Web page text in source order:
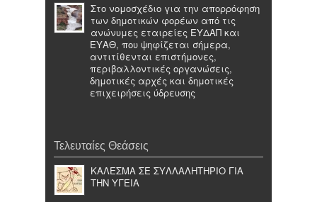
Στο νομοσχέδιο για την απορρόφηση
των δημοτικών φορέων από τις
ανώνυμες εταιρείες ΕΥΔΑΠ και
ΕΥΑΘ, που ψηφίζεται σήμερα,
αντιτίθενται επιστήμονες,
περιβαλλοντικές οργανώσεις,
δημοτικές αρχές και δημοτικές
επιχειρήσεις ύδρευσης
Τελευταίες Θεάσεις
ΚΑΛΕΣΜΑ ΣΕ ΣΥΛΛΑΛΗΤΗΡΙΟ ΓΙΑ
ΤΗΝ ΥΓΕΙΑ